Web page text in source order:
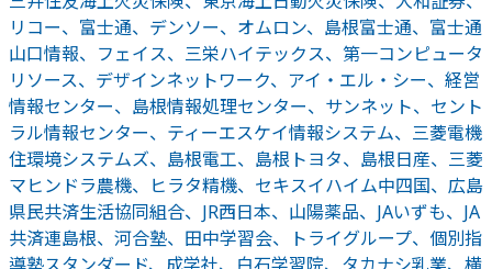
リコー、富士通、デンソー、オムロン、島根富士通、富士通
山口情報、フェイス、三栄ハイテックス、第一コンピュータ
リソース、デザインネットワーク、アイ・エル・シー、経営
情報センター、島根情報処理センター、サンネット、セント
ラル情報センター、ティーエスケイ情報システム、三菱電機
住環境システムズ、島根電工、島根トヨタ、島根日産、三菱
マヒンドラ農機、ヒラタ精機、セキスイハイム中四国、広島
県民共済生活協同組合、JR西日本、山陽薬品、JAいずも、JA
共済連島根、河合塾、田中学習会、トライグループ、個別指